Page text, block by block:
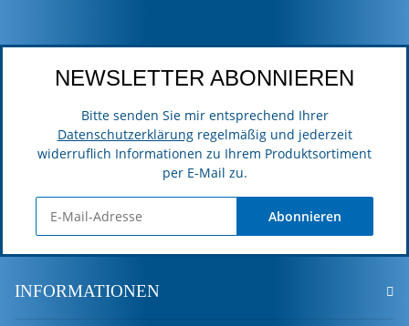
NEWSLETTER ABONNIEREN
Bitte senden Sie mir entsprechend Ihrer
Datenschutzerklärungregelmäßig und jederzeit
widerruflich Informationen zu Ihrem Produktsortiment
per E-Mail zu.
Abonnieren
INFORMATIONEN